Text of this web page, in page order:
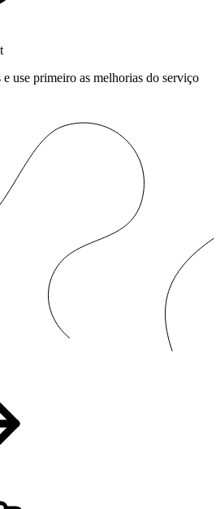
use primeiro as melhorias do serviço